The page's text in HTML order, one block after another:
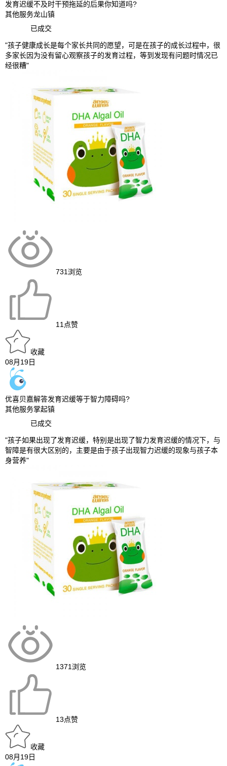
发育迟缓不及时干预拖延的后果你知道吗?
其他服务龙山镇
已成交
"孩子健康成长是每个家长共同的愿望，可是在孩子的成长过程中，很
多家长因为没有留心观察孩子的发育过程，等到发现有问题时情况已
经很糟"
731浏览
11 点赞
收藏
08月19日
优喜贝嘉解答发育迟缓等于智力障碍吗?
其他服务掌起镇
已成交
"孩子如果出现了发育迟缓，特别是出现了智力发育迟缓的情况下，与
智障是有很大区别的，主要是由于孩子出现智力迟缓的现象与孩子本
身营养"
1371浏览
13点赞
收藏
08月19日